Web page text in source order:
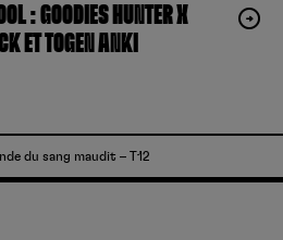
: GOODIES HUNTER X
ET TOGEN ANKI
du sang maudit – T12